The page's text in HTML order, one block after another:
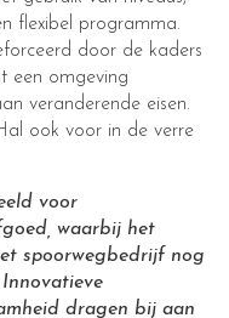
flexibel programma.
door de kaders
een omgeving
veranderende eisen.
ook voor in de verre
voor
waarbij het
spoorwegbedrijf nog
dragen bij aan